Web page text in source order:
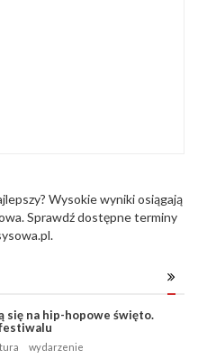
Wysokie wyniki osiągają
Sprawdź dostępne terminy
się na hip-hopowe święto.
wydarzenie